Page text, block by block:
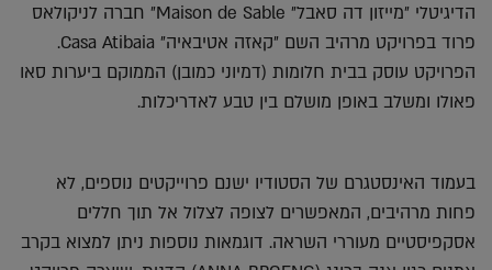
הדיגיטלי ״מייזון דה סאבל״ Maison de Sable״ חברה לניקולאס
פרוד בפרויקט מרהיב השם ״קאזה אטיבאיה״ Casa Atibaia.
הפרויקט עוסק בבית חלומות (דמיוני כמובן) הממוקם ביערות סאו
פאולו ומשלב באופן מושלם בין טבע לאדריכלות.
בעמוד האינסטגרם של הסטודיו ישנם פרוייקטים נוספים, לא
פחות מרהיבים, המאפשרים לצופה לצלול אל תוך חללים
אסקפיסטיים מעוררי השראה. דוגמאות נוספות ניתן למצוא בקרב